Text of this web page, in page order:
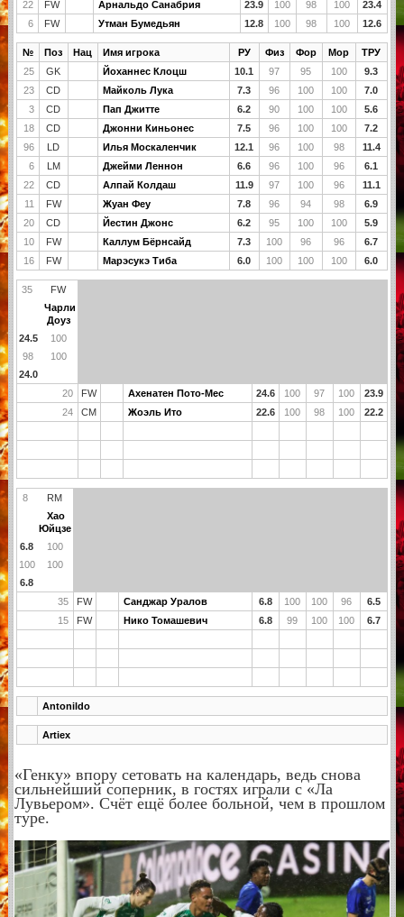
22 FW Арнальдо Санабрия 23.9 100 98 100
23.4
6
FW Утман Бумедьян 12.8 100 98 100 12.6
№ Поз Нац Имя игрока РУ Физ Фор Мор
ТРУ
25
GK Йоханнес Клоцш 10.1 97 95 100
9.3
23
CD Майколь Лука 7.3 96 100 100
7.0
3
CD Пап Джитте 6.2 90 100 100
5.6
18
CD Джонни Киньонес 7.5 96 100 100
7.2
96
LD Илья Москаленчик 12.1 96 100 98
11.4
6
LM Джейми Леннон 6.6 96 100 96
6.1
22
CD Алпай Колдаш 11.9 97 100 96
11.1
11
FW Жуан Феу 7.8 96 94 98
6.9
20
CD Йестин Джонс 6.2 95 100 100
5.9
10
FW Каллум Бёрнсайд 7.3 100 96 96
6.7
16
FW Марэсукэ Тиба 6.0 100 100 100 6.0
35
FW
Чарли
Доуз
24.5
100
98
100
24.0
20
FW Ахенатен Пото-Мес 24.6 100 97 100
23.9
24
CM Жоэль Ито 22.6 100 98 100 22.2
8
RM
Хао
Юйцзе
6.8
100
100
100
6.8
35
FW Санджар Уралов 6.8 100 100 96
6.5
15
FW Нико Томашевич 6.8 99 100 100 6.7
Antonildo
Artiex
«Генку» впору сетовать на календарь, ведь снова
сильнейший соперник, в гостях играли с «Ла
Лувьером». Счёт ещё более больной, чем в прошлом
туре.